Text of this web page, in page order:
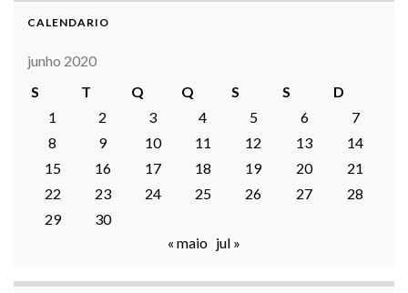
CALENDARIO
junho 2020
S
T Q Q S S
D
1
2 3 4 5 6
7
8
9 10 11 12 13
14
15
16 17 18 19 20
21
22
23 24 25 26 27
28
29
30
« maio jul »